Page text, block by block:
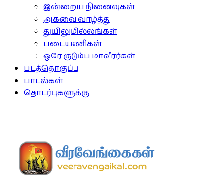
இன்றைய நினைவுகள்
அகவை வாழ்த்து
துயிலுமில்லங்கள்
படையணிகள்
ஒரே குடும்ப மாவீரர்கள்
படத்தொகுப்பு
பாடல்கள்
தொடர்புகளுக்கு